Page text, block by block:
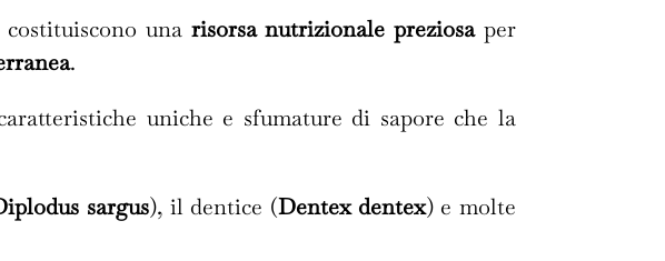
una risorsa nutrizionale preziosaper
.
uniche e sfumature di sapore che la
sargus), il dentice (Dentex dentex) e molte